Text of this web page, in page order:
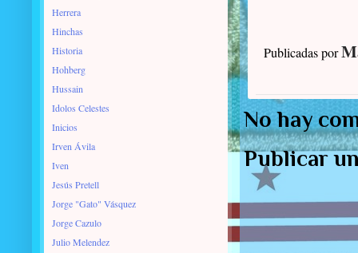
Publicadas por
No hay
Publicar
Herrera
Hinchas
Historia
Hohberg
Hussain
Idolos Celestes
Inicios
Irven Ávila
Iven
Jesús Pretell
Jorge "Gato" Vásquez
Jorge Cazulo
Julio Melendez